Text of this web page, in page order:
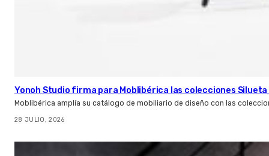
Yonoh Studio firma para Moblibérica las colecciones Silueta
Moblibérica amplía su catálogo de mobiliario de diseño con las
28 JULIO, 2026